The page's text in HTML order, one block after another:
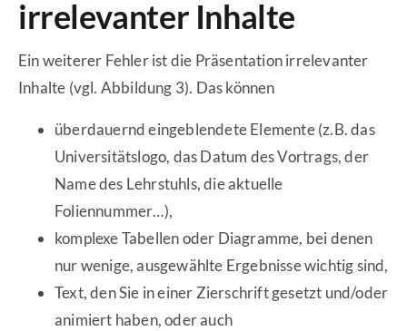
irrelevanter Inhalte
Ein weiterer Fehler ist die Präsentation irrelevanter
Inhalte (vgl. Abbildung 3). Das können
überdauernd eingeblendete Elemente (z.B. das
Universitätslogo, das Datum des Vortrags, der
Name des Lehrstuhls, die aktuelle
Foliennummer…),
komplexe Tabellen oder Diagramme, bei denen
nur wenige, ausgewählte Ergebnisse wichtig sind,
Text, den Sie in einer Zierschrift gesetzt und/oder
animiert haben, oder auch